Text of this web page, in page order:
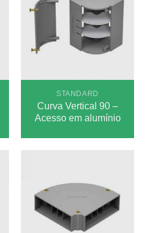
STANDARD
Curva Vertical 90 –
Acesso em alumínio